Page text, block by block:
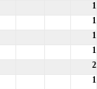
1
1
1
1
2
1